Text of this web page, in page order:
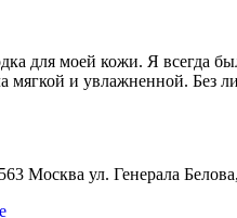
для моей кожи. Я всегда
мягкой и увлажненной. Без
Москва ул. Генерала